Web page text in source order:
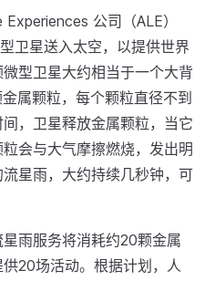
公司（ALE）
卫星送入太空，以提供世界
型卫星大约相当于一个大背
属颗粒，每个颗粒直径不到
，卫星释放金属颗粒，当它
会与大气摩擦燃烧，发出明
星雨，大约持续几秒钟，可
雨服务将消耗约20颗金属
20场活动。根据计划，人